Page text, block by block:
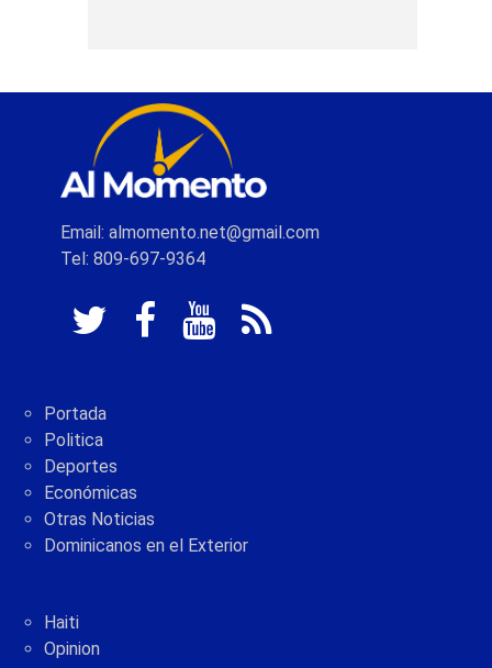
Email: almomento.net@gmail.com
Tel: 809-697-9364
Portada
Politica
Deportes
Económicas
Otras Noticias
Dominicanos en el Exterior
Haiti
Opinion